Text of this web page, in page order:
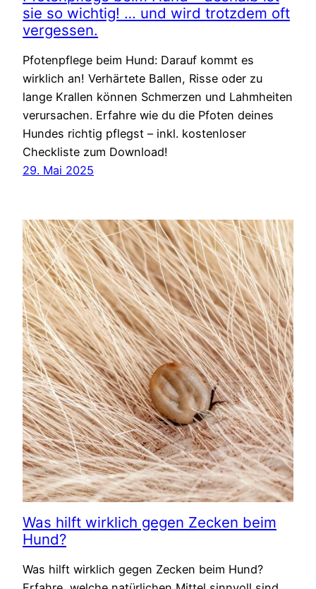
sie so wichtig! … und wird trotzdem oft
vergessen.
Pfotenpflege beim Hund: Darauf kommt es
wirklich an! Verhärtete Ballen, Risse oder zu
lange Krallen können Schmerzen und Lahmheiten
verursachen. Erfahre wie du die Pfoten deines
Hundes richtig pflegst – inkl. kostenloser
Checkliste zum Download!
29. Mai 2025
Was hilft wirklich gegen Zecken beim
Hund?
Was hilft wirklich gegen Zecken beim Hund?